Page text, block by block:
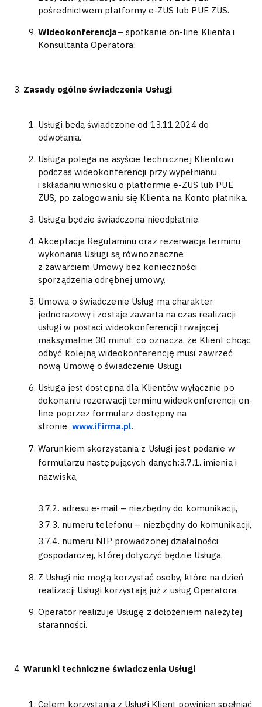
pośrednictwem platformy e-ZUS lub PUE ZUS.
Wideokonferencja– spotkanie on-line Klienta i
Konsultanta Operatora;
Zasady ogólne świadczenia Usługi
Usługi będą świadczone od 13.11.2024 do
odwołania.
Usługa polega na asyście technicznej Klientowi
podczas wideokonferencji przy wypełnianiu
i składaniu wniosku o platformie e-ZUS lub PUE
ZUS, po zalogowaniu się Klienta na Konto płatnika.
Usługa będzie świadczona nieodpłatnie.
Akceptacja Regulaminu oraz rezerwacja terminu
wykonania Usługi są równoznaczne
z zawarciem Umowy bez konieczności
sporządzenia odrębnej umowy.
Umowa o świadczenie Usług ma charakter
jednorazowy i zostaje zawarta na czas realizacji
usługi w postaci wideokonferencji trwającej
maksymalnie 30 minut, co oznacza, że Klient chcąc
odbyć kolejną wideokonferencję musi zawrzeć
nową Umowę o świadczenie Usługi.
Usługa jest dostępna dla Klientów wyłącznie po
dokonaniu rezerwacji terminu wideokonferencji on-
line poprzez formularz dostępny na
stronie www.ifirma.pl.
Warunkiem skorzystania z Usługi jest podanie w
formularzu następujących danych:3.7.1. imienia i
nazwiska,
3.7.2. adresu e-mail – niezbędny do komunikacji,
3.7.3. numeru telefonu – niezbędny do komunikacji,
3.7.4. numeru NIP prowadzonej działalności
gospodarczej, której dotyczyć będzie Usługa.
Z Usługi nie mogą korzystać osoby, które na dzień
realizacji Usługi korzystają już z usług Operatora.
Operator realizuje Usługę z dołożeniem należytej
staranności.
Warunki techniczne świadczenia Usługi
Celem korzystania z Usługi Klient powinien spełniać